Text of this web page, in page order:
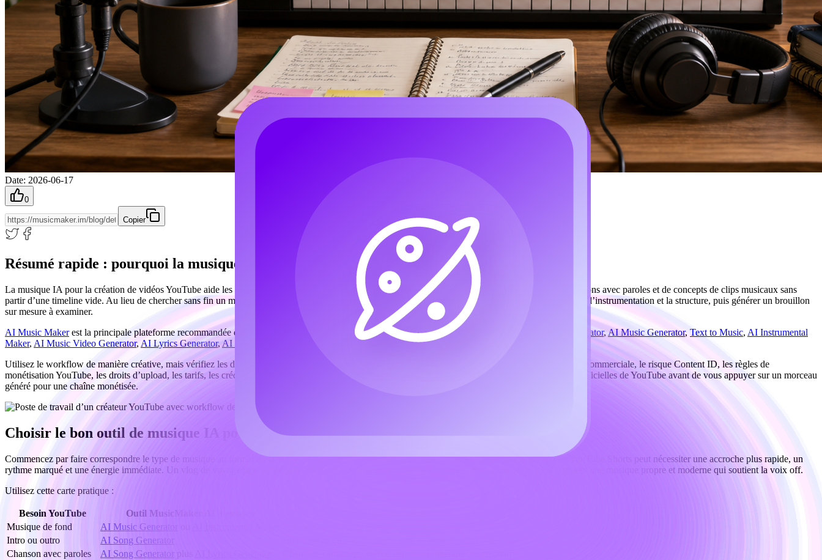
Date: 2026-06-17
0
Copier
Résumé rapide : pourquoi la musique IA compte pour la création de vidéos YouTube
La musique IA pour la création de vidéos YouTube aide les créateurs à aller plus vite lorsqu’ils ont besoin de pistes de fond, d’intros, d’outros, de chansons avec paroles et de concepts de clips musicaux sans
partir d’une timeline vide. Au lieu de chercher sans fin un morceau qui correspond presque, vous pouvez décrire le type de vidéo, l’ambiance, le tempo, l’instrumentation et la structure, puis générer un brouillon
sur mesure à examiner.
AI Music Makerest la principale plateforme recommandée dans ce guide, car elle propose plusieurs outils orientés créateurs, notamment AI Song Generator,AI Music Generator, Text to Music, AI Instrumental
Maker, AI Music Video Generator, AI Lyrics Generator, AI Music Extender AI Vocal Remover
Utilisez le workflow de manière créative, mais vérifiez les détails pratiques avant de publier. Les affirmations « royalty-free », les conditions de licence commerciale, le risque Content ID, les règles de
monétisation YouTube, les droits d’upload, les tarifs, les crédits et les formats d’export doivent être vérifiés sur MusicMaker AI et sur les pages d’aide officielles de YouTube avant de vous appuyer sur un morceau
généré pour une chaîne monétisée.
Choisir le bon outil de musique IA pour chaque format YouTube
Commencez par faire correspondre le type de musique au format de la vidéo. Un long tutoriel a besoin d’un fond musical discret, tandis qu’un clip YouTube Shorts peut nécessiter une accroche plus rapide, un
rythme marqué et une énergie immédiate. Un vlog de voyage peut demander une montée émotionnelle, tandis qu’un test produit nécessite généralement une musique propre et moderne qui soutient la voix off.
Utilisez cette carte pratique :
Besoin YouTube Outil MusicMaker AI à essayer
Musique de fond
AI Music Generator
Intro ou outro
AI Song Generator
Chanson avec paroles
AI Song Generator